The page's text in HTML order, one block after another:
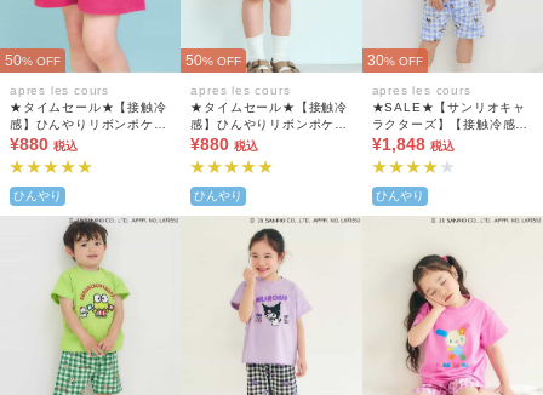
50% OFF
apres les cours
★タイムセール★【接触冷
感】ひんやりリボンポケッ
トショートパンツ
¥880 税込
ひんやり
50% OFF
apres les cours
★タイムセール★【接触冷
感】ひんやりリボンポケッ
トショートパンツ
¥880 税込
ひんやり
30% OFF
apres les cours
★SALE★【サンリオキャ
ラクターズ】【接触冷感】
WEB限定 ひんやりバラエ
ティパジャマ
¥1,848 税込
ひんやり